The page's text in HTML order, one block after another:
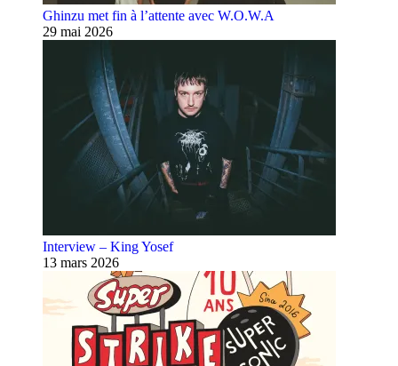
Ghinzu met fin à l’attente avec W.O.W.A
29 mai 2026
Interview – King Yosef
13 mars 2026